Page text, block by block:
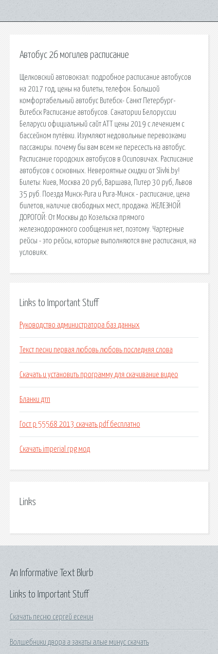
Автобус 26 могилев расписание
Щелковский автовокзал: подробное расписание автобусов
на 2017 год, цены на билеты, телефон. Большой
комфортабельный автобус Витебск- Санкт Петербург-
Витебск Расписание автобусов. Санатории Белоруссии
Беларуси официальный сайт АТТ цены 2019 с лечением с
бассейном путёвки. Изумляют недовольные перевозками
пассажиры. почему бы вам всем не пересесть на автобус.
Расписание городских автобусов в Осиповичах. Расписание
автобусов с основных. Невероятные скидки от Slivki.by!
Билеты: Киев, Москва 20 руб, Варшава, Питер 30 руб, Львов
35 руб. Поезда Минск-Рига и Рига-Минск - расписание, цена
билетов, наличие свободных мест, продажа. ЖЕЛЕЗНОЙ
ДОРОГОЙ: От Москвы до Козельска прямого
железнодорожного сообщения нет, поэтому. Чартерные
рейсы - это рейсы, которые выполняются вне расписания, на
условиях.
Links to Important Stuff
Руководство администратора баз данных
Текст песни первая любовь любовь последняя слова
Скачать и установить программу для скачивание видео
Бланки дтп
Гост р 55568 2013 скачать pdf бесплатно
Скачать imperial rpg мод
Links
Links to Important Stuff
Скачать песню сергей есенин
Волшебники двора а закаты алые минус скачать
An Informative Text Blurb